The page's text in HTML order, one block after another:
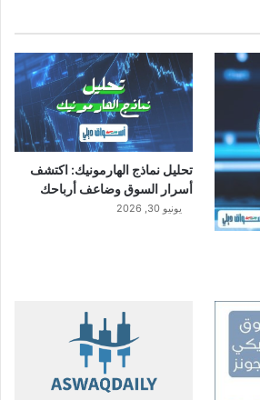
تحليل نماذج الهارمونيك: اكتشف
أسرار السوق وضاعف أرباحك
يونيو 30, 2026